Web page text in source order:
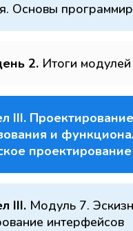
Основы
2. Итоги
III. Проектирование
и
проектирование
III. Модуль 7.
интерфейсов